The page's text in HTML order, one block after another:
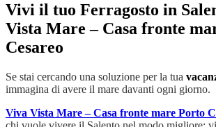
Vivi il tuo Ferragosto in
Vista Mare – Casa fronte
Cesareo
Se stai cercando una soluzione per la tua
immagina di avere il mare davanti ogni giorno.
Viva Vista Mare – Casa fronte mare Porto